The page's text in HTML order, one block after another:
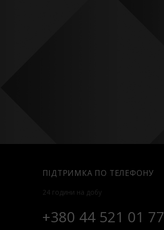
ПІДТРИМКА ПО ТЕЛЕФОНУ
24 години на добу
+380 44 521 01 77